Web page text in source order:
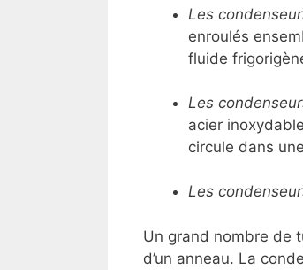
Les
enroulés
fluide
Les
acier
circule dans
Les
Un grand nombre de
d’un anneau. La